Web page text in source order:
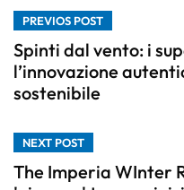
PREVIOS POST
Spinti dal vento: i
l’innovazione
sostenibile
NEXT POST
The Imperia WInter